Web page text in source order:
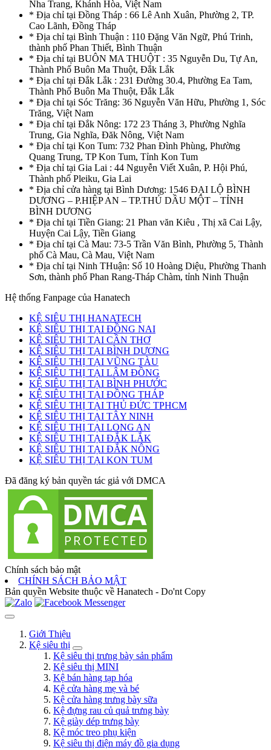
Nha Trang, Khánh Hòa, Việt Nam
* Địa chỉ tại Đồng Tháp : 66 Lê Anh Xuân, Phường 2, TP.
Cao Lãnh, Đồng Tháp
* Địa chỉ tại Bình Thuận : 110 Đặng Văn Ngữ, Phú Trinh,
thành phố Phan Thiết, Bình Thuận
* Địa chỉ tại BUÔN MA THUỘT : 35 Nguyễn Du, Tự An,
Thành Phố Buôn Ma Thuột, Đắk Lắk
* Địa chỉ tại Đắk Lắk : 231 Đường 30.4, Phường Ea Tam,
Thành Phố Buôn Ma Thuột, Đắk Lắk
* Địa chỉ tại Sóc Trăng: 36 Nguyễn Văn Hữu, Phường 1, Sóc
Trăng, Việt Nam
* Địa chỉ tại Đắk Nông: 172 23 Tháng 3, Phường Nghĩa
Trung, Gia Nghĩa, Đăk Nông, Việt Nam
* Địa chỉ tại Kon Tum: 732 Phan Đình Phùng, Phường
Quang Trung, TP Kon Tum, Tỉnh Kon Tum
* Địa chỉ tại Gia Lai : 44 Nguyễn Viết Xuân, P. Hội Phú,
Thành phố Pleiku, Gia Lai
* Địa chỉ cửa hàng tại Bình Dương: 1546 ĐẠI LỘ BÌNH
DƯƠNG – P.HIỆP AN – TP.THỦ DẦU MỘT – TỈNH
BÌNH DƯƠNG
* Địa chỉ tại Tiền Giang: 21 Phan văn Kiêu , Thị xã Cai Lậy,
Huyện Cai Lậy, Tiền Giang
* Địa chỉ tại Cà Mau: 73-5 Trần Văn Bình, Phường 5, Thành
phố Cà Mau, Cà Mau, Việt Nam
* Địa chỉ tại Ninh THuận: Số 10 Hoàng Diệu, Phường Thanh
Sơn, thành phố Phan Rang-Tháp Chàm, tỉnh Ninh Thuận
Hệ thống Fanpage của Hanatech
KỆ SIÊU THỊ HANATECH
KỆ SIÊU THỊ TẠI ĐỒNG NAI
KỆ SIÊU THỊ TẠI CẦN THƠ
KỆ SIÊU THỊ TẠI BÌNH DƯƠNG
KỆ SIÊU THỊ TẠI VŨNG TÀU
KỆ SIÊU THỊ TẠI LÂM ĐỒNG
KỆ SIÊU THỊ TẠI BÌNH PHƯỚC
KỆ SIÊU THỊ TẠI ĐỒNG THÁP
KỆ SIÊU THỊ TẠI THỦ ĐỨC TPHCM
KỆ SIÊU THỊ TẠI TÂY NINH
KỆ SIÊU THỊ TẠI LONG AN
KỆ SIÊU THỊ TẠI ĐẮK LẮK
KỆ SIÊU THỊ TẠI ĐẮK NÔNG
KỆ SIÊU THỊ TẠI KON TUM
Đã đăng ký bản quyền tác giả với DMCA
Chính sách bảo mật
CHÍNH SÁCH BẢO MẬT
Bản quyền Website thuộc về Hanatech - Do'nt Copy
Giới Thiệu
Kệ siêu thị
Kệ siêu thị trưng bày sản phẩm
Kệ siêu thị MINI
Kệ bán hàng tạp hóa
Kệ cửa hàng mẹ và bé
Kệ cửa hàng trưng bày sữa
Kệ đựng rau củ quả trưng bày
Kệ giày dép trưng bày
Kệ móc treo phụ kiện
Kệ siêu thị điện máy đồ gia dụng